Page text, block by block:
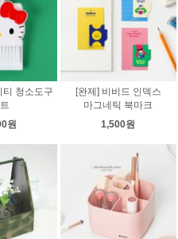
티 청소도구
원
[완제] 비비드 인덱스
마그네틱 북마크
1,500원